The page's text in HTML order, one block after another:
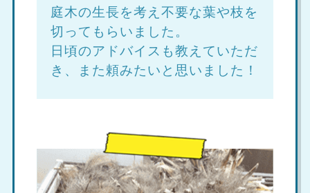
庭木の生長を考え不要な葉や枝を
切ってもらいました。
日頃のアドバイスも教えていただ
き、また頼みたいと思いました！